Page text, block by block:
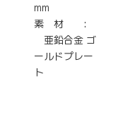
mm
素 材 :
亜鉛合金 ゴ
ールドプレー
ト